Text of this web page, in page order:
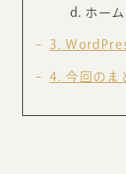
ホー
3
4 今回のま